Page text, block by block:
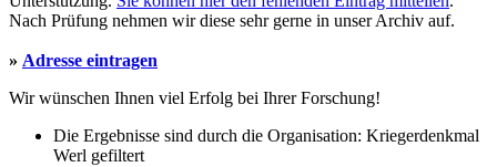
Nach Prüfung nehmen wir diese sehr gerne in unser Archiv auf.
» Adresse eintragen
Wir wünschen Ihnen viel Erfolg bei Ihrer Forschung!
Die Ergebnisse sind durch die Organisation: Kriegerdenkmal
Werl gefiltert